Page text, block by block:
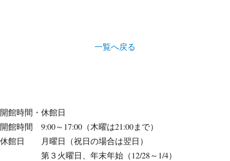
一覧へ戻る
開館時間・休館日
開館時間 9:00～17:00（木曜は21:00まで）
休館日 月曜日（祝日の場合は翌日）
第３火曜日、年末年始（12/28～1/4）